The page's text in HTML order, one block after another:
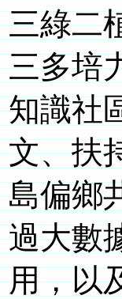
三綠二
三多培
知識社
文、扶
島偏鄉
過大數
用，以